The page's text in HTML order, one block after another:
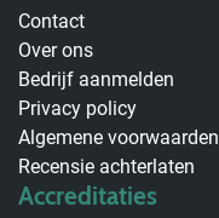
Contact
Over ons
Bedrijf aanmelden
Privacy policy
Algemene voorwaarden
Recensie achterlaten
Accreditaties